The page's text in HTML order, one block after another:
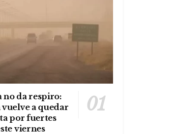
no da respiro:
vuelve a quedar
por fuertes
viernes